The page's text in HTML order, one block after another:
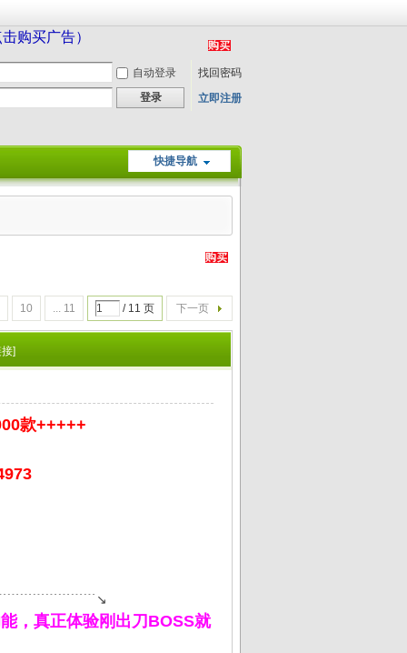
购买广告）
自动登录
找回密码
登录 立即注册
快捷导航
10 ... 11 / 11 页 下一页
]
款+++++
，真正体验刚出刀BOSS就